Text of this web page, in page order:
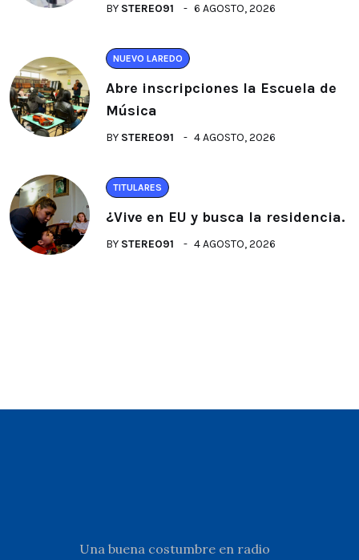
BY STEREO91 6 AGOSTO, 2026
NUEVO LAREDO
Abre inscripciones la Escuela de
Música
BY STEREO91 4 AGOSTO, 2026
TITULARES
¿Vive en EU y busca la residencia.
BY STEREO91 4 AGOSTO, 2026
Una buena costumbre en radio